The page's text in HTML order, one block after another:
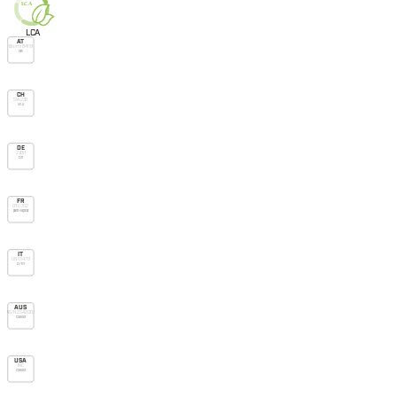
LCA
LCA
AT
Önorm B4119
DB
CH
SIA 232
V.v.u.
DE
ZVDH
Dh
FR
DTU 31.2
pare-vapeur
IT
UNI 11470
D/R1
AUS
AS/NZS 4200.1
Class 2
USA
IRC
Class 2